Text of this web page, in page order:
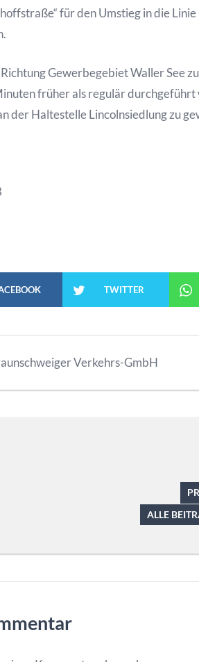
für den Umstieg in die Linie
Gewerbegebiet Waller See
früher als regulär durchgeführt
der Haltestelle Lincolnsiedlung zu
TWITTER
Verkehrs-GmbH
ALLE